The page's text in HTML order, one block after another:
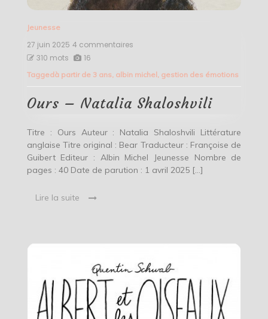
Jeunesse
27 juin 2025 4 commentaires
Natalia
310 mots 16
Taggedà partir de 3 ans, albin michel, gestion des émotions
Ours – Natalia Shaloshvili
Titre : Ours Auteur : Natalia Shaloshvili Littérature
anglaise Titre original : Bear Traducteur : Françoise de
Guibert Editeur : Albin Michel Jeunesse Nombre de
pages : 40 Date de parution : 1 avril 2025 […]
Lire la suite